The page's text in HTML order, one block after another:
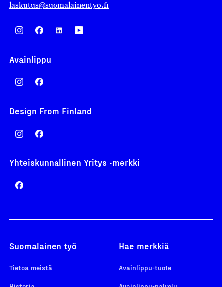
laskutus@suomalainentyo.fi
Avainlippu
Design From Finland
Yhteiskunnallinen Yritys -merkki
Suomalainen työ
Tietoa meistä
Hae merkkiä
Avainlippu-tuote